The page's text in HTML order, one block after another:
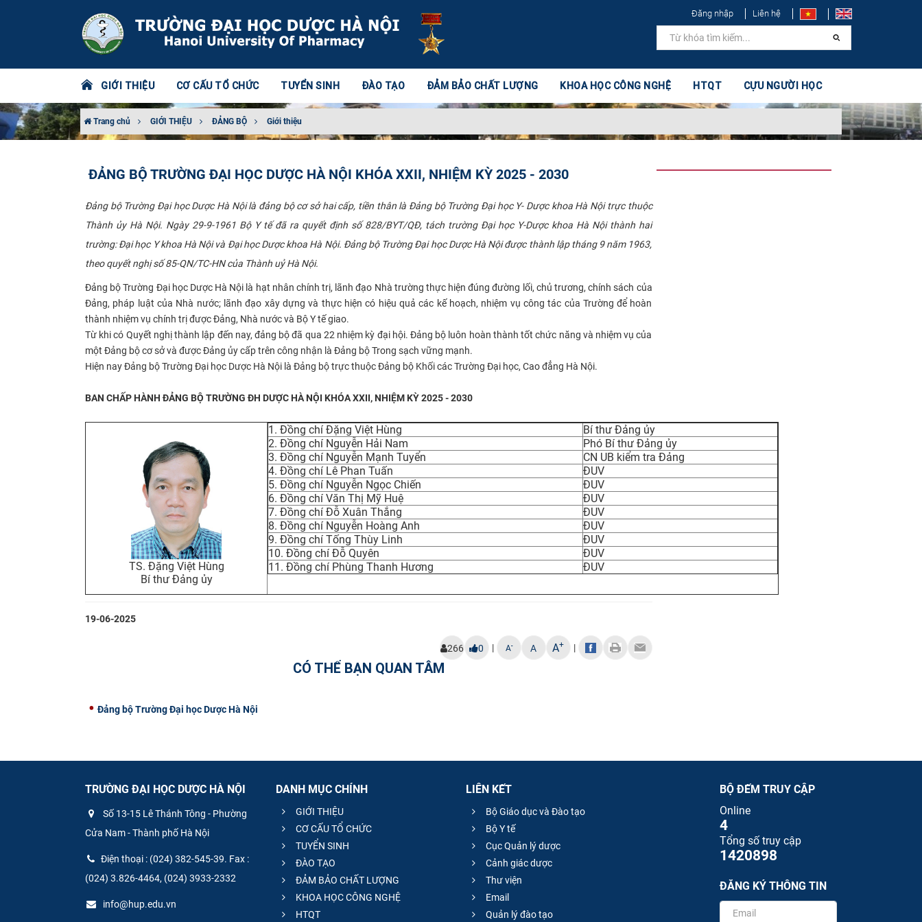
Đăng nhập Liên hệ
GIỚI THIỆU CƠ CẤU TỔ CHỨC TUYỂN SINH ĐÀO TẠO ĐẢM BẢO CHẤT LƯỢNG KHOA HỌC CÔNG NGHỆ HTQT CỰU NGƯỜI HỌC
Trang chủ GIỚI THIỆU ĐẢNG BỘ Giới thiệu
ĐẢNG BỘ TRƯỜNG ĐẠI HỌC DƯỢC HÀ NỘI KHÓA XXII, NHIỆM KỲ 2025 - 2030
Đảng bộ Trường Đại học Dược Hà Nội là đảng bộ cơ sở hai cấp, tiền thân là Đảng bộ Trường Đại học Y- Dược khoa Hà Nội trực thuộc
Thành ủy Hà Nội. Ngày 29-9-1961 Bộ Y tế đã ra quyết định số 828/BYT/QĐ, tách trường Đại học Y-Dược khoa Hà Nội thành hai
trường: Đại học Y khoa Hà Nội và Đại học Dược khoa Hà Nội. Đảng bộ Trường Đại học Dược Hà Nội được thành lập tháng 9 năm 1963,
theo quyết nghị số 85-QN/TC-HN của Thành uỷ Hà Nội. ​​​​​​​
Đảng bộ Trường Đại học Dược Hà Nội là hạt nhân chính trị, lãnh đạo Nhà trường thực hiện đúng đường lối, chủ trương, chính sách của
Đảng, pháp luật của Nhà nước; lãnh đạo xây dựng và thực hiện có hiệu quả các kế hoạch, nhiệm vụ công tác của Trường để hoàn
thành nhiệm vụ chính trị được Đảng, Nhà nước và Bộ Y tế giao.
Từ khi có Quyết nghị thành lập đến nay, đảng bộ đã qua 22 nhiệm kỳ đại hội. Đảng bộ luôn hoàn thành tốt chức năng và nhiệm vụ của
một Đảng bộ cơ sở và được Đảng ủy cấp trên công nhận là Đảng bộ Trong sạch vững mạnh.
Hiện nay Đảng bộ Trường Đại học Dược Hà Nội là Đảng bộ trực thuộc Đảng bộ Khối các Trường Đại học, Cao đẳng Hà Nội.
BAN CHẤP HÀNH ĐẢNG BỘ TRƯỜNG ĐH DƯỢC HÀ NỘI KHÓA XXII, NHIỆM KỲ 2025 - 2030
TS. Đặng Việt Hùng
Bí thư Đảng ủy
1. Đồng chí Đặng Việt Hùng
Bí thư Đảng ủy
​2. ​​Đồng chí Nguyễn Hải Nam
​Phó Bí thư Đảng ủy
​3. Đồng chí Nguyễn Mạnh Tuyển
​CN UB kiểm tra Đảng
​4. Đồng chí Lê Phan Tuấn
​ĐUV
​5. Đồng chí Nguyễn Ngọc Chiến
​ĐUV
​6. Đồng chí Văn Thị Mỹ Huệ
​ĐUV
​7. Đồng chí Đỗ Xuân Thắng​​
​ĐUV
​8. Đồng chí Nguyễn Hoàng Anh
​ĐUV
​9. Đồng chí Tống Thùy Linh
​ĐUV
10. Đồng chí Đỗ Quyên
ĐUV
​11. Đồng chí Phùng Thanh Hương
​ĐUV
19-06-2025
266 0 | A- A A+ |
CÓ THỂ BẠN QUAN TÂM
Đảng bộ Trường Đại học Dược Hà Nội
TRƯỜNG ĐẠI HỌC DƯỢC HÀ NỘI
Số 13-15 Lê Thánh Tông - Phường
Cửa Nam - Thành phố Hà Nội
Điện thoại : (024) 382-545-39. Fax :
(024) 3.826-4464, (024) 3933-2332
info@hup.edu.vn
DANH MỤC CHÍNH
GIỚI THIỆU
CƠ CẤU TỔ CHỨC
TUYỂN SINH
ĐÀO TẠO
ĐẢM BẢO CHẤT LƯỢNG
KHOA HỌC CÔNG NGHỆ
HTQT
LIÊN KẾT
Bộ Giáo dục và Đào tạo
Bộ Y tế
Cục Quản lý dược
Cảnh giác dược
Thư viện
Email
Quản lý đào tạo
BỘ ĐẾM TRUY CẬP
Online
4
Tổng số truy cập
1420898
ĐĂNG KÝ THÔNG TIN